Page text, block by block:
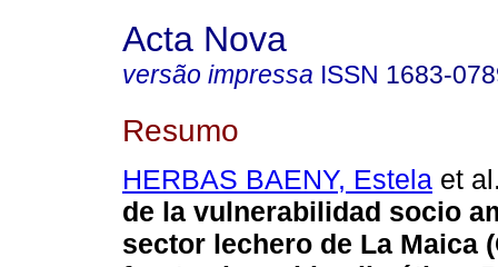
Acta Nova
versão impressa ISSN 1683-
Resumo
HERBAS BAENY, Estela et
de la vulnerabilidad socio
sector lechero de La Maica